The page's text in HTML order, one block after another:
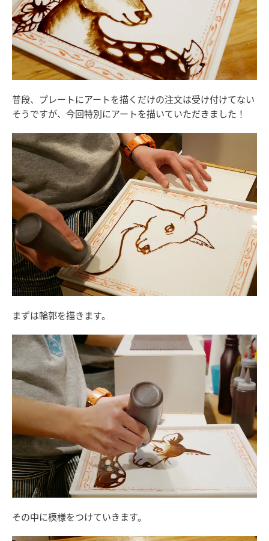
普段、プレートにアートを描くだけの注文は受け付けてない
そうですが、今回特別にアートを描いていただきました！
まずは輪郭を描きます。
その中に模様をつけていきます。